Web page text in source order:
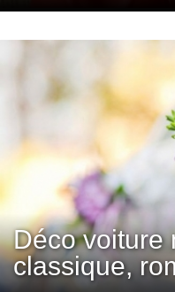
Déco voiture
classique,